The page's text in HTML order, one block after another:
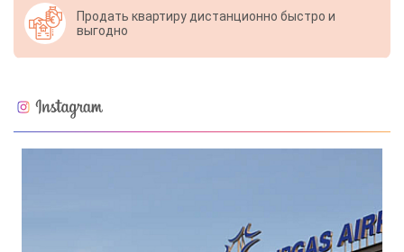
Продать квартиру дистанционно быстро и
выгодно